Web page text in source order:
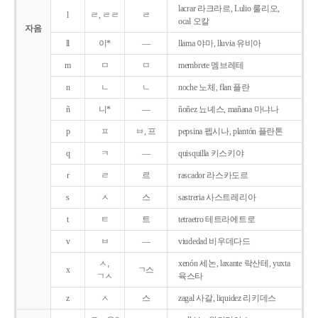
자음
l ㄹ, ㄹㄹ ㄹ
lacrar 라크라르, Lulio 룰리오,
ocal 오칼
ll 이* ― llama 야마, lluvia 유비아
m ㅁ ㅁ membrete 멤브레테
n ㄴ ㄴ noche 노체, flan 플란
ñ 니* ― ñoñez 뇨녜스, mañana 마냐나
p ㅍ ㅂ, 프 pepsina 펩시나, plantón 플란톤
q ㅋ ― quisquilla 키스키야
r ㄹ 르 rascador 라스카도르
s ㅅ 스 sastreria 사스트레리아
t ㅌ 트 tetraetro 테트라에트로
v ㅂ ― viudedad 비우데다드
x
ㅅ,
ㄱㅅ
ㄱ스
xenón 세논, laxante 락산테, yuxta
육스타
z ㅅ 스 zagal 사갈, liquidez 리키데스